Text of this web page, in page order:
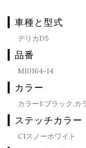
車種と型式
デリカD5
品番
MI0164-14
カラー
カラー1:ブラック,カ
ステッチカラー
C1スノーホワイト